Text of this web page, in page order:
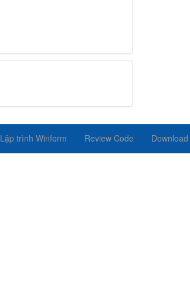
Lập trình Winform Review Code Download